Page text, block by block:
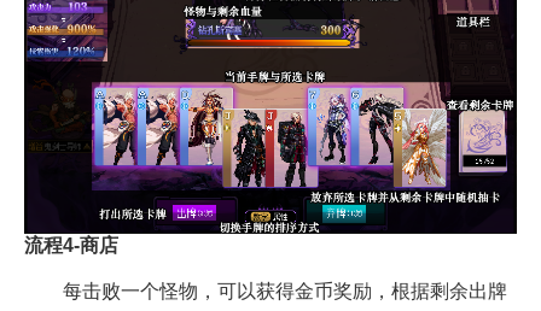
流程4-商店
每击败一个怪物，可以获得金币奖励，根据剩余出牌